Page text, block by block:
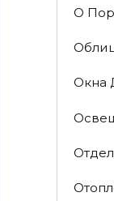
О
Окна